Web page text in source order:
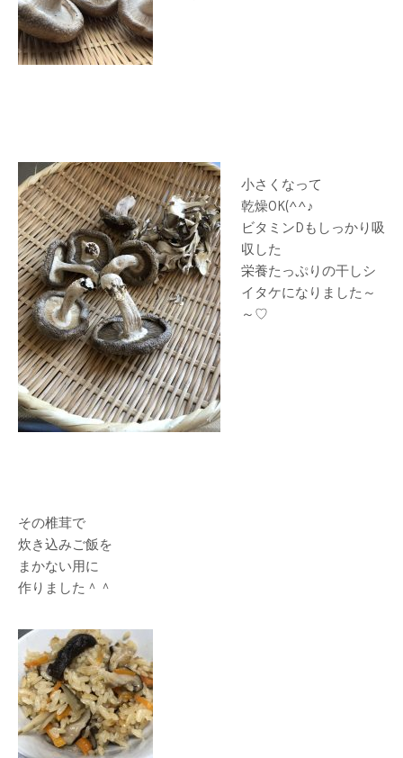
小さくなって
乾燥OK(^^♪
ビタミンDもしっかり吸
収した
栄養たっぷりの干しシ
イタケになりました～
～♡
その椎茸で
炊き込みご飯を
まかない用に
作りました＾＾